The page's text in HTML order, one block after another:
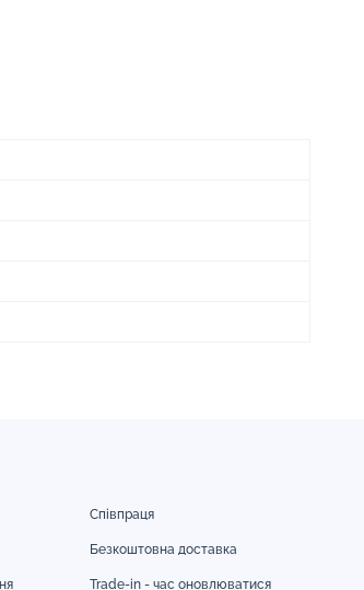
Співпраця
Безкоштовна доставка
Trade-in - час оновлюватися